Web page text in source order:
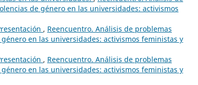
de género en las universidades: activismos
, Reencuentro. Análisis de problemas
en las universidades: activismos feministas y
, Reencuentro. Análisis de problemas
en las universidades: activismos feministas y